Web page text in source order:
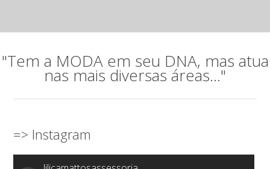
"Tem a MODA em seu DNA, mas atua
nas mais diversas áreas..."
=> Instagram